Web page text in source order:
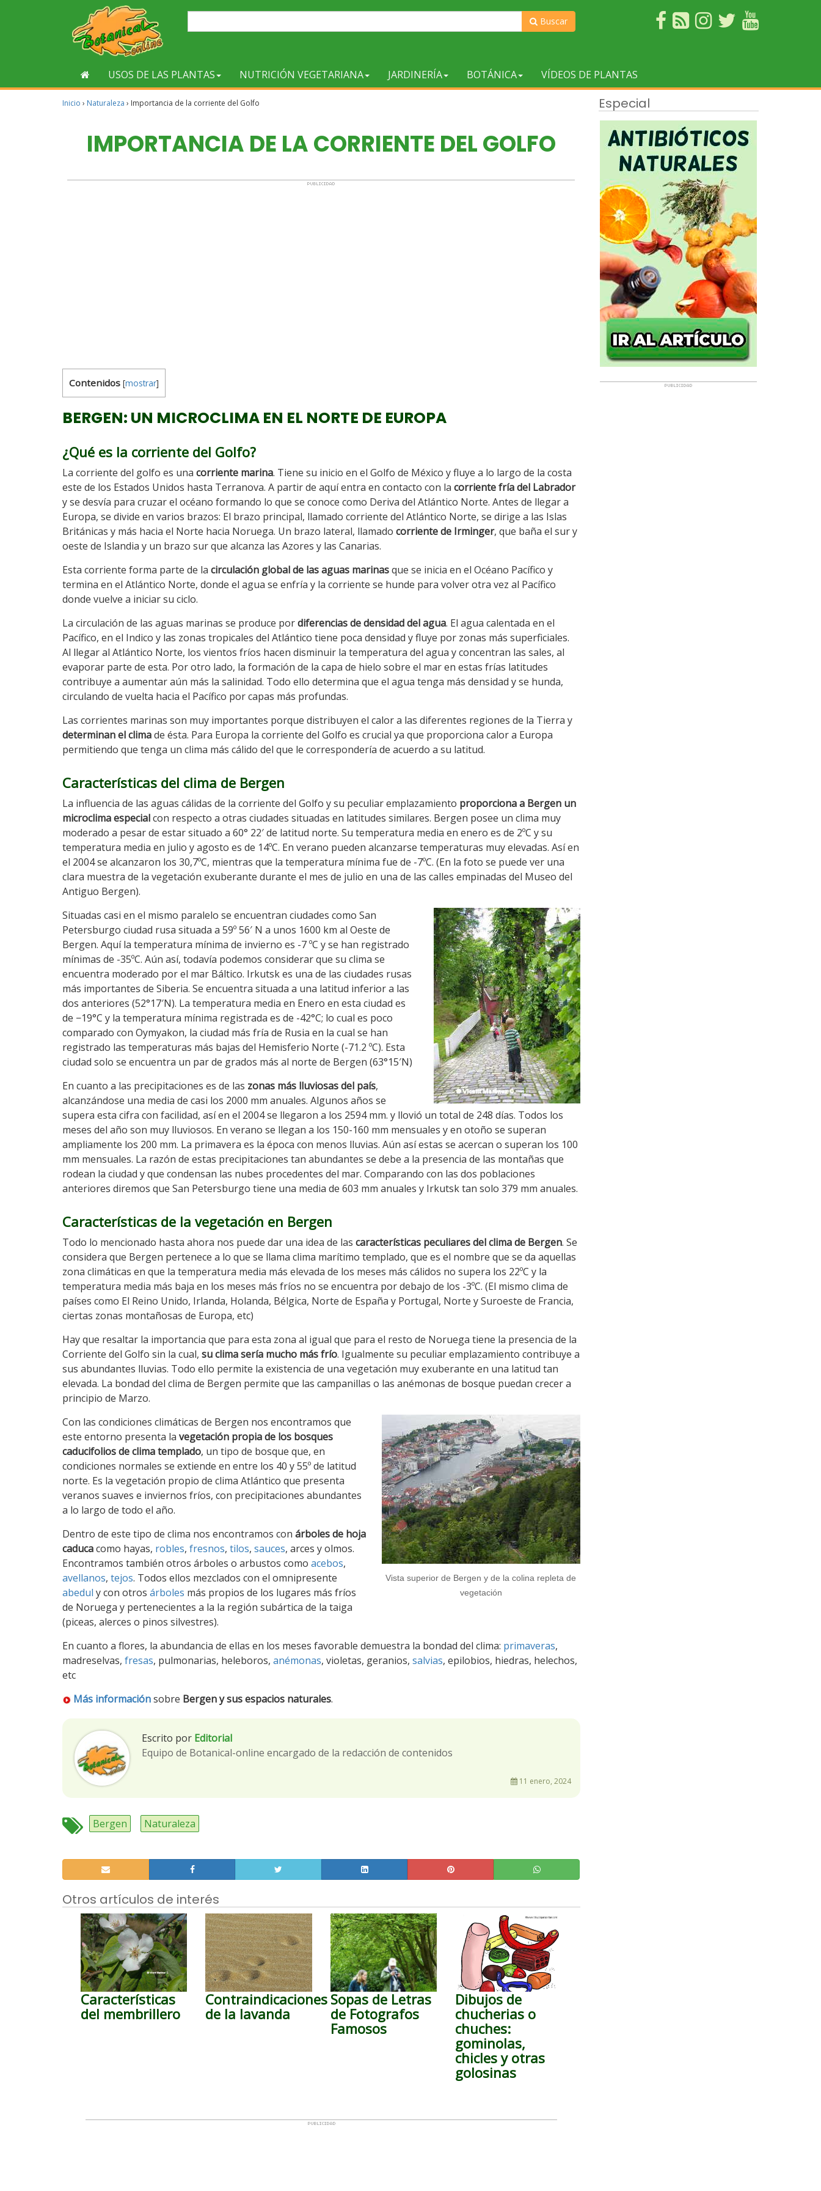
Buscar
USOS DE LAS PLANTAS NUTRICIÓN VEGETARIANA JARDINERÍA BOTÁNICA VÍDEOS DE PLANTAS
Inicio › Naturaleza › Importancia de la corriente del Golfo
IMPORTANCIA DE LA CORRIENTE DEL GOLFO
Contenidos [mostrar]
BERGEN: UN MICROCLIMA EN EL NORTE DE EUROPA
¿Qué es la corriente del Golfo?
La corriente del golfo es una corriente marina. Tiene su inicio en el Golfo de México y fluye a lo largo de la costa
este de los Estados Unidos hasta Terranova. A partir de aquí entra en contacto con la corriente fría del Labrador
y se desvía para cruzar el océano formando lo que se conoce como Deriva del Atlántico Norte. Antes de llegar a
Europa, se divide en varios brazos: El brazo principal, llamado corriente del Atlántico Norte, se dirige a las Islas
Británicas y más hacia el Norte hacia Noruega. Un brazo lateral, llamado corriente de Irminger, que baña el sur y
oeste de Islandia y un brazo sur que alcanza las Azores y las Canarias.
Esta corriente forma parte de la circulación global de las aguas marinasque se inicia en el Océano Pacífico y
termina en el Atlántico Norte, donde el agua se enfría y la corriente se hunde para volver otra vez al Pacífico
donde vuelve a iniciar su ciclo.
La circulación de las aguas marinas se produce pordiferencias de densidad del agua. El agua calentada en el
Pacífico, en el Indico y las zonas tropicales del Atlántico tiene poca densidad y fluye por zonas más superficiales.
Al llegar al Atlántico Norte, los vientos fríos hacen disminuir la temperatura del agua y concentran las sales, al
evaporar parte de esta. Por otro lado, la formación de la capa de hielo sobre el mar en estas frías latitudes
contribuye a aumentar aún más la salinidad. Todo ello determina que el agua tenga más densidad y se hunda,
circulando de vuelta hacia el Pacífico por capas más profundas.
Las corrientes marinas son muy importantes porque distribuyen el calor a las diferentes regiones de la Tierra y
determinan el climade ésta. Para Europa la corriente del Golfo es crucial ya que proporciona calor a Europa
permitiendo que tenga un clima más cálido del que le correspondería de acuerdo a su latitud.
Características del clima de Bergen
La influencia de las aguas cálidas de la corriente del Golfo y su peculiar emplazamiento proporciona a Bergen un
microclima especialcon respecto a otras ciudades situadas en latitudes similares. Bergen posee un clima muy
moderado a pesar de estar situado a 60° 22′ de latitud norte. Su temperatura media en enero es de 2ºC y su
temperatura media en julio y agosto es de 14ºC. En verano pueden alcanzarse temperaturas muy elevadas. Así en
el 2004 se alcanzaron los 30,7ºC, mientras que la temperatura mínima fue de -7ºC. (En la foto se puede ver una
clara muestra de la vegetación exuberante durante el mes de julio en una de las calles empinadas del Museo del
Antiguo Bergen).
Situadas casi en el mismo paralelo se encuentran ciudades como San
Petersburgo ciudad rusa situada a 59º 56′ N a unos 1600 km al Oeste de
Bergen. Aquí la temperatura mínima de invierno es -7 ºC y se han registrado
mínimas de -35ºC. Aún así, todavía podemos considerar que su clima se
encuentra moderado por el mar Báltico. Irkutsk es una de las ciudades rusas
más importantes de Siberia. Se encuentra situada a una latitud inferior a las
dos anteriores (52°17′N). La temperatura media en Enero en esta ciudad es
de −19°C y la temperatura mínima registrada es de -42°C; lo cual es poco
comparado con Oymyakon, la ciudad más fría de Rusia en la cual se han
registrado las temperaturas más bajas del Hemisferio Norte (-71.2 ºC). Esta
ciudad solo se encuentra un par de grados más al norte de Bergen (63°15′N)
En cuanto a las precipitaciones es de las zonas más lluviosas del país,
alcanzándose una media de casi los 2000 mm anuales. Algunos años se
supera esta cifra con facilidad, así en el 2004 se llegaron a los 2594 mm. y llovió un total de 248 días. Todos los
meses del año son muy lluviosos. En verano se llegan a los 150-160 mm mensuales y en otoño se superan
ampliamente los 200 mm. La primavera es la época con menos lluvias. Aún así estas se acercan o superan los 100
mm mensuales. La razón de estas precipitaciones tan abundantes se debe a la presencia de las montañas que
rodean la ciudad y que condensan las nubes procedentes del mar. Comparando con las dos poblaciones
anteriores diremos que San Petersburgo tiene una media de 603 mm anuales y Irkutsk tan solo 379 mm anuales.
Características de la vegetación en Bergen
Todo lo mencionado hasta ahora nos puede dar una idea de las características peculiares del clima de Bergen. Se
considera que Bergen pertenece a lo que se llama clima marítimo templado, que es el nombre que se da aquellas
zona climáticas en que la temperatura media más elevada de los meses más cálidos no supera los 22ºC y la
temperatura media más baja en los meses más fríos no se encuentra por debajo de los -3ºC. (El mismo clima de
países como El Reino Unido, Irlanda, Holanda, Bélgica, Norte de España y Portugal, Norte y Suroeste de Francia,
ciertas zonas montañosas de Europa, etc)
Hay que resaltar la importancia que para esta zona al igual que para el resto de Noruega tiene la presencia de la
Corriente del Golfo sin la cual, su clima sería mucho más frío. Igualmente su peculiar emplazamiento contribuye a
sus abundantes lluvias. Todo ello permite la existencia de una vegetación muy exuberante en una latitud tan
elevada. La bondad del clima de Bergen permite que las campanillas o las anémonas de bosque puedan crecer a
principio de Marzo.
Vista superior de Bergen y de la colina repleta de
vegetación
Con las condiciones climáticas de Bergen nos encontramos que
este entorno presenta la vegetación propia de los bosques
caducifolios de clima templado, un tipo de bosque que, en
condiciones normales se extiende en entre los 40 y 55º de latitud
norte. Es la vegetación propio de clima Atlántico que presenta
veranos suaves e inviernos fríos, con precipitaciones abundantes
a lo largo de todo el año.
Dentro de este tipo de clima nos encontramos con árboles de hoja
caducacomo hayas, robles, fresnos, tilos, sauces, arces y olmos.
Encontramos también otros árboles o arbustos como acebos,
avellanos, tejos. Todos ellos mezclados con el omnipresente
abedul y con otros árboles más propios de los lugares más fríos
de Noruega y pertenecientes a la la región subártica de la taiga
(piceas, alerces o pinos silvestres).
En cuanto a flores, la abundancia de ellas en los meses favorable demuestra la bondad del clima: primaveras,
madreselvas, fresas, pulmonarias, heleboros, anémonas, violetas, geranios, salvias, epilobios, hiedras, helechos,
etc
Más informaciónsobre Bergen y sus espacios naturales.
Escrito por Editorial
Equipo de Botanical-online encargado de la redacción de contenidos
11 enero, 2024
Bergen Naturaleza
Otros artículos de interés
Características
del membrillero
Contraindicaciones
de la lavanda
Sopas de Letras
de Fotografos
Famosos
Dibujos de
chucherias o
chuches:
gominolas,
chicles y otras
golosinas
Especial